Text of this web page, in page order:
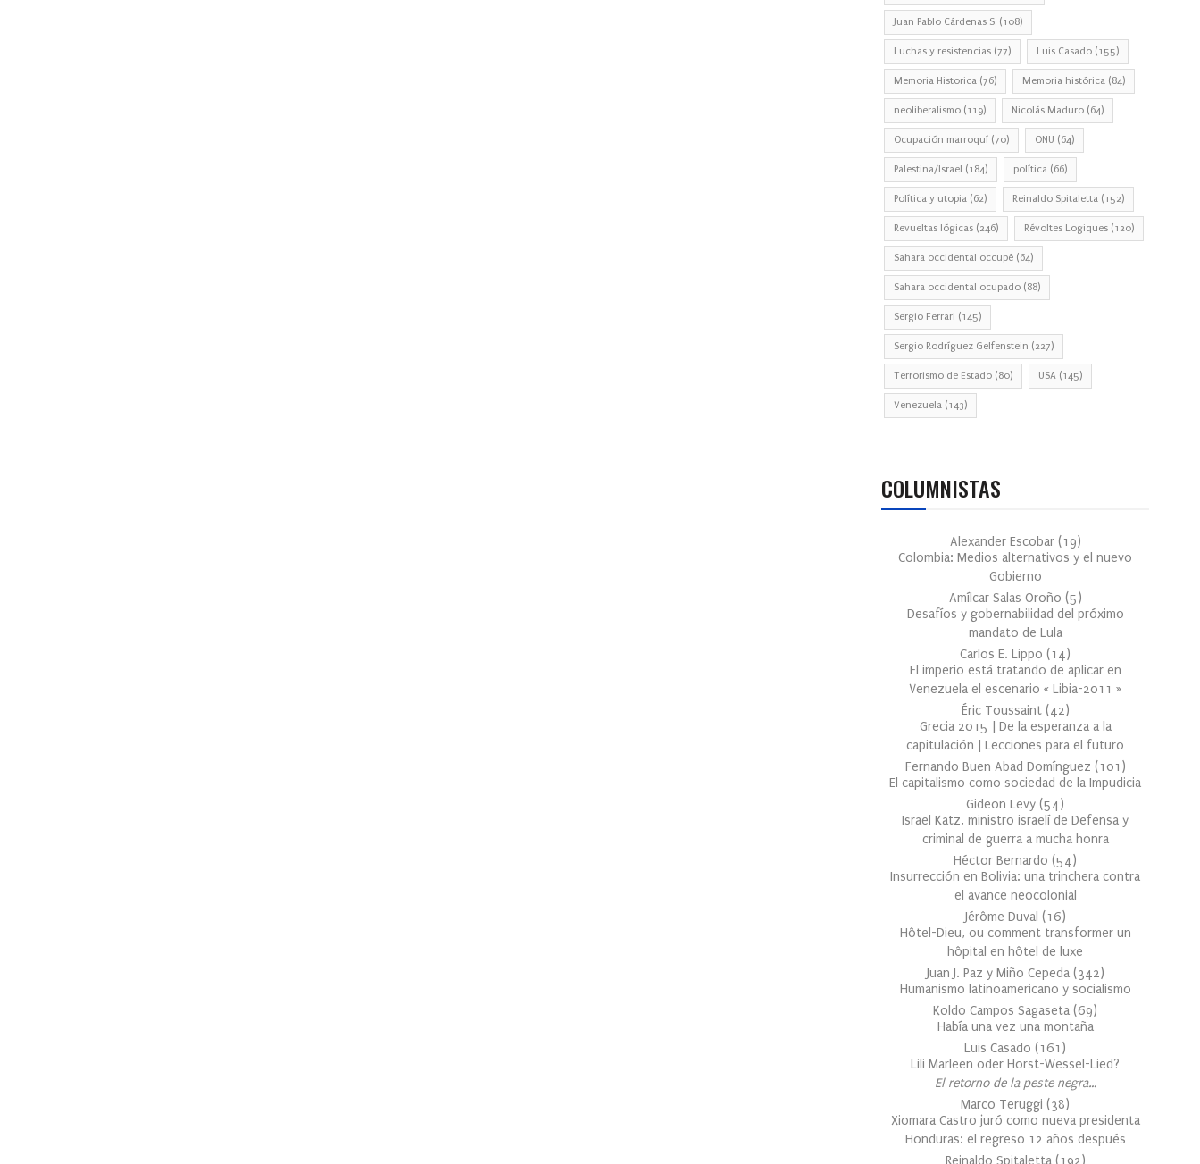
Juan Pablo Cárdenas S. (108)
Luchas y resistencias (77) Luis Casado (155)
Memoria Historica (76) Memoria histórica (84)
neoliberalismo (119) Nicolás Maduro (64)
Ocupación marroquí (70) ONU (64)
Palestina/Israel (184) política (66)
Política y utopia (62) Reinaldo Spitaletta (152)
Revueltas lógicas (246) Révoltes Logiques (120)
Sahara occidental occupé (64)
Sahara occidental ocupado (88)
Sergio Ferrari (145)
Sergio Rodríguez Gelfenstein (227)
Terrorismo de Estado (80) USA (145)
Venezuela (143)
COLUMNISTAS
Alexander Escobar (19)
Colombia: Medios alternativos y el nuevo
Gobierno
Amílcar Salas Oroño (5)
Desafíos y gobernabilidad del próximo
mandato de Lula
Carlos E. Lippo (14)
El imperio está tratando de aplicar en
Venezuela el escenario « Libia-2011 »
Éric Toussaint (42)
Grecia 2015 | De la esperanza a la
capitulación | Lecciones para el futuro
Fernando Buen Abad Domínguez (101 )
El capitalismo como sociedad de la Impudicia
Gideon Levy (54)
Israel Katz, ministro israelí de Defensa y
criminal de guerra a mucha honra
Héctor Bernardo (54)
Insurrección en Bolivia: una trinchera contra
el avance neocolonial
Jérôme Duval (16)
Hôtel-Dieu, ou comment transformer un
hôpital en hôtel de luxe
Juan J. Paz y Miño Cepeda (342)
Humanismo latinoamericano y socialismo
Koldo Campos Sagaseta (69)
Había una vez una montaña
Luis Casado (161 )
Lili Marleen oder Horst-Wessel-Lied?
El retorno de la peste negra…
Marco Teruggi (38)
Xiomara Castro juró como nueva presidenta
Honduras: el regreso 12 años después